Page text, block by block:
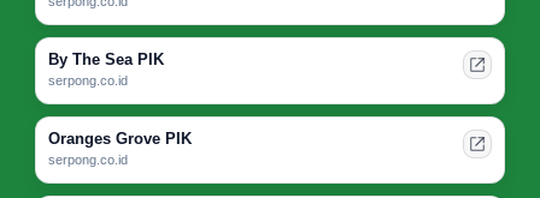
By The Sea PIK
serpong.co.id
Oranges Grove PIK
serpong.co.id